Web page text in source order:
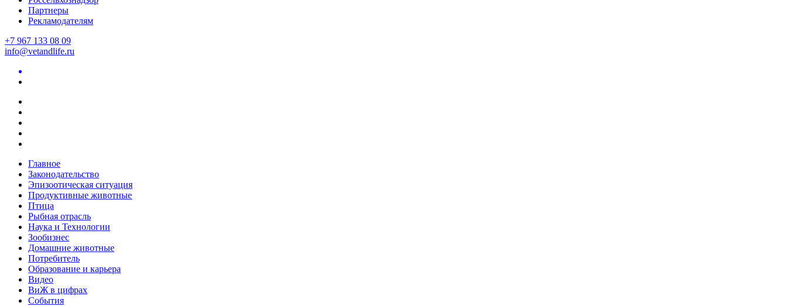
Партнеры
Рекламодателям
+7 967 133 08 09
info@vetandlife.ru
Главное
Законодательство
Эпизоотическая ситуация
Продуктивные животные
Птица
Рыбная отрасль
Наука и Технологии
Зообизнес
Домашние животные
Потребитель
Образование и карьера
Видео
ВиЖ в цифрах
События